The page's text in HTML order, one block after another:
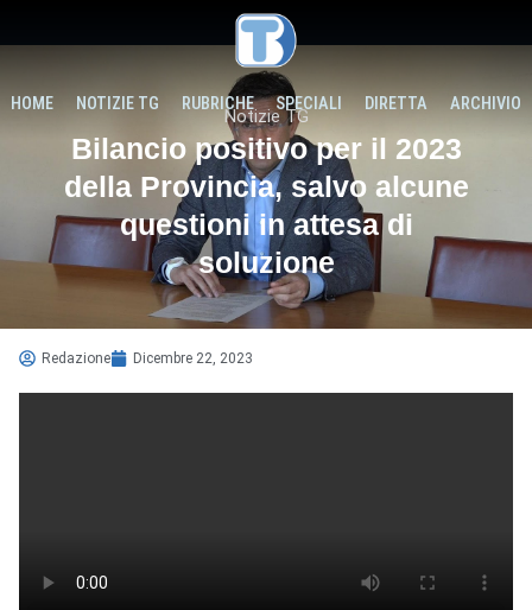
HOME NOTIZIE TG RUBRICHE SPECIALI DIRETTA ARCHIVIO
Notizie TG
Bilancio positivo per il 2023
della Provincia, salvo alcune
questioni in attesa di
soluzione
Redazione Dicembre 22, 2023